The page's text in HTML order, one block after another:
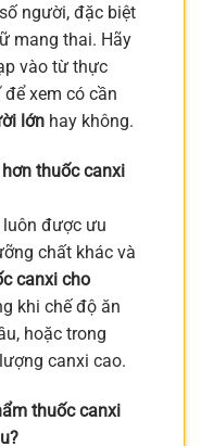
người, đặc biệt
mang thai. Hãy
vào từ thực
xem có cần
lớn hay không.
thuốc canxi
được ưu
chất khác và
canxi cho
khi chế độ ăn
hoặc trong
canxi cao.
thuốc canxi